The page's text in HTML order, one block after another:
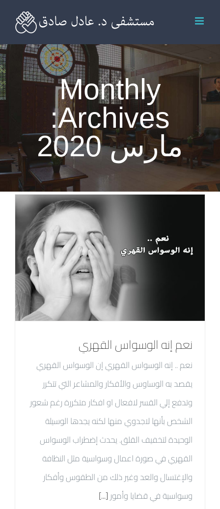
content
Monthly
Archives:
مارس 2020
نعم إنه الوسواس القهري
نعم .. إنه الوسواس القهري إن الوسواس القهري
يقصد به الوساوس والأفكار والمشاعر التي تتكرر
وتدفع إلي القسر لافعال او افكار متكررة رغم شعور
الشخص بأنها لاجدوي منها لكنه يجدها الوسيلة
الوحيدة لتخفيف القلق. يحدث إضطراب الوسواس
القهري في صورة اعمال وسواسية مثل النظافة
والإغتسال والعد وغير ذلك من الطقوس وأفكار
وسواسية في قضايا وأمور[...]